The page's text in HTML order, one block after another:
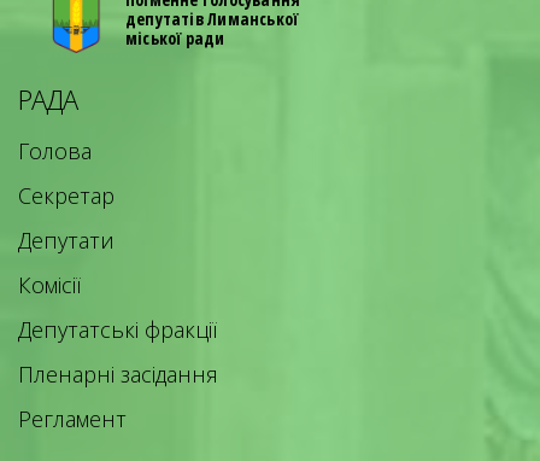
депутатів Лиманської
міської ради
РАДА
Голова
Секретар
Депутати
Комісії
Депутатські фракції
Пленарні засідання
Регламент